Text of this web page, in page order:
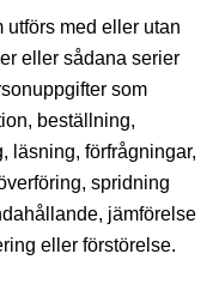
utförs med eller utan
eller sådana serier
som
beställning,
läsning, förfrågningar,
spridning
jämförelse
eller förstörelse.